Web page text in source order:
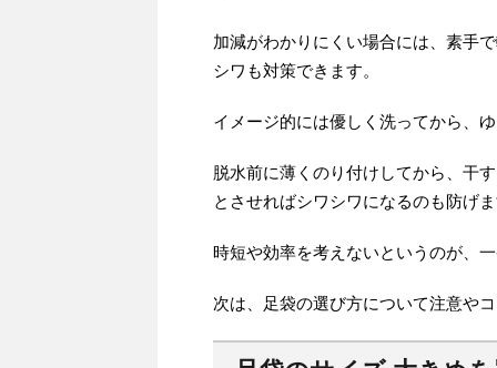
加減がわかりにくい場合には、素手
シワも対策できます。
イメージ的には優しく洗ってから、
脱水前に薄くのり付けしてから、干
とさせればシワシワになるのも防げま
時短や効率を考えないというのが、
次は、足袋の選び方について注意や